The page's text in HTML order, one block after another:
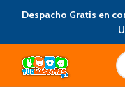
Despacho Gratis en